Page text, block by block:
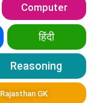
Computer
हिंदी
Reasoning
Rajasthan GK